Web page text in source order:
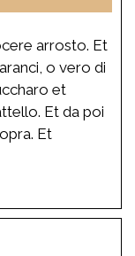
arrosto. Et
o vero di
et
Et da poi
Et